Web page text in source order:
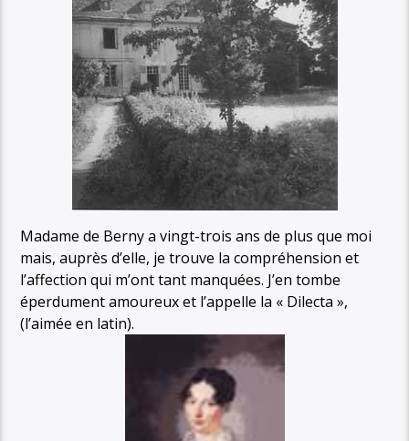
Madame de Berny a vingt-trois ans de plus que moi
mais, auprès d’elle, je trouve la compréhension et
l’affection qui m’ont tant manquées. J’en tombe
éperdument amoureux et l’appelle la « Dilecta »,
(l’aimée en latin).